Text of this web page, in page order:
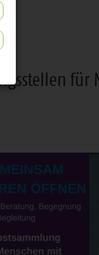
für